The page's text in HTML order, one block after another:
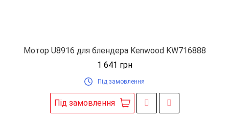
Мотор U8916 для блендера Kenwood KW716888
1 641 грн
Під замовлення
Під замовлення